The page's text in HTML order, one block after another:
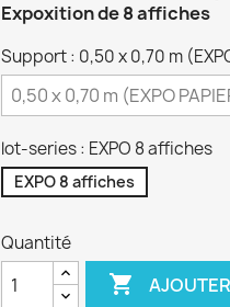
Expoxition de 8 affiches
Support : 0,50 x 0,70 m
lot-series : EXPO 8 affiches
EXPO 8 affiches
Quantité
